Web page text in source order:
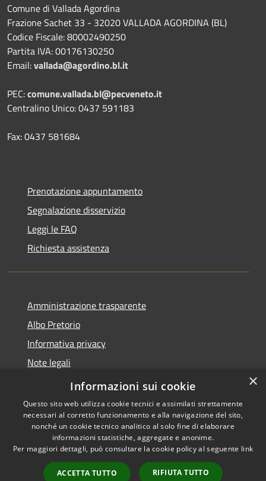
Comune di Vallada Agordina
Frazione Sachet 33 - 32020 VALLADA AGORDINA (BL)
Codice Fiscale: 80002490250
Partita IVA: 00176130250
Email:vallada@agordino.bl.it
PEC:comune.vallada.bl@pecveneto.it
Centralino Unico: 0437 591183
Fax: 0437 581684
Prenotazione appuntamento
Segnalazione disservizio
Leggi le FAQ
Richiesta assistenza
Amministrazione trasparente
Albo Pretorio
Informativa privacy
Note legali
Dichiarazione di accessibilità
Accessibilità
Copyright © 2026 • Comune di
Vallada Agordina • Powered by
Municipium•
Accesso
×
Informazioni sui cookie
Questo sito web utilizza cookie tecnici e assimilati strettamente
necessari al corretto funzionamento e alla navigazione del sito,
nonché un cookie tecnico analitico al solo fine di elaborare
informazioni statistiche, aggregate e anonime.
Per maggiori dettagli, può consultare la cookie policy al seguente link
ACCETTA TUTTO RIFIUTA TUTTO